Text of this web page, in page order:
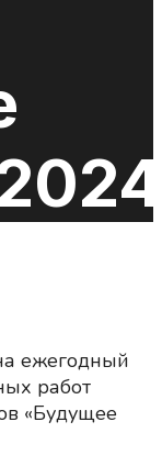
ежегодный
работ
«Будущее